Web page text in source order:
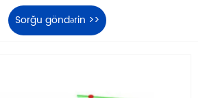
Sorğu göndərin >>